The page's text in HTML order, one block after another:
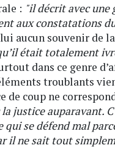
: "il décrit avec une
aux constatations
aucun souvenir de
était totalement
dans ce genre
troublants
de coup ne
justice auparavant.
qui se défend mal
il ne sait tout